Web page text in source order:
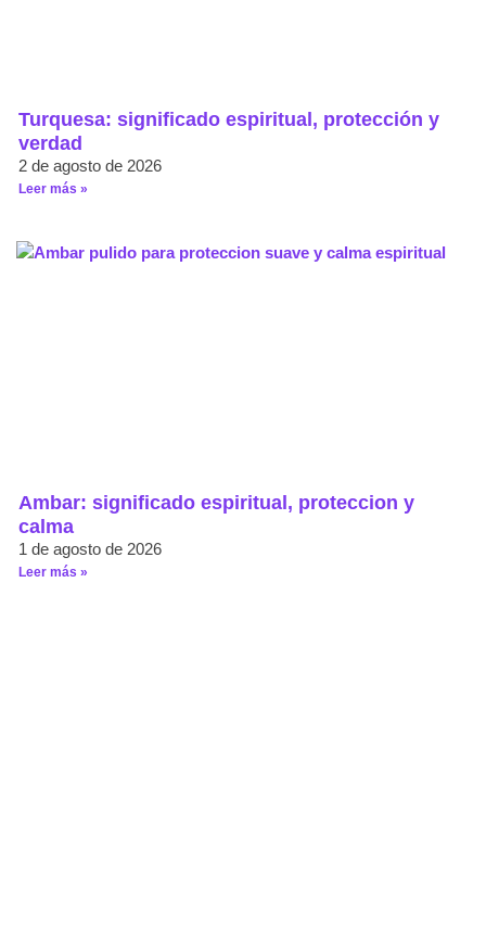
Turquesa: significado espiritual, protección y
verdad
2 de agosto de 2026
Leer más »
Ambar: significado espiritual, proteccion y
calma
1 de agosto de 2026
Leer más »